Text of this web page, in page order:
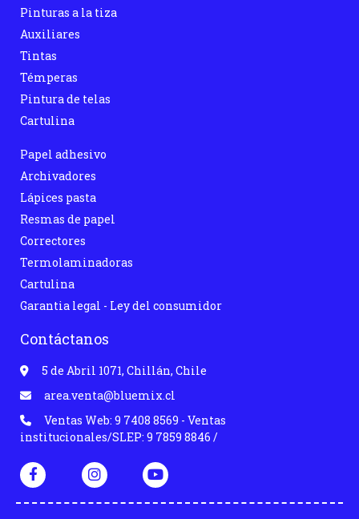
Pinturas a la tiza
Auxiliares
Tintas
Témperas
Pintura de telas
Cartulina
Papel adhesivo
Archivadores
Lápices pasta
Resmas de papel
Correctores
Termolaminadoras
Cartulina
Garantia legal - Ley del consumidor
Contáctanos
5 de Abril 1071, Chillán, Chile
area.venta@bluemix.cl
Ventas Web: 9 7408 8569 - Ventas
institucionales/SLEP: 9 7859 8846 /